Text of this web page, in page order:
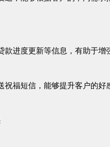
款进度更新等信息，有助于增
福短信，能够提升客户的好